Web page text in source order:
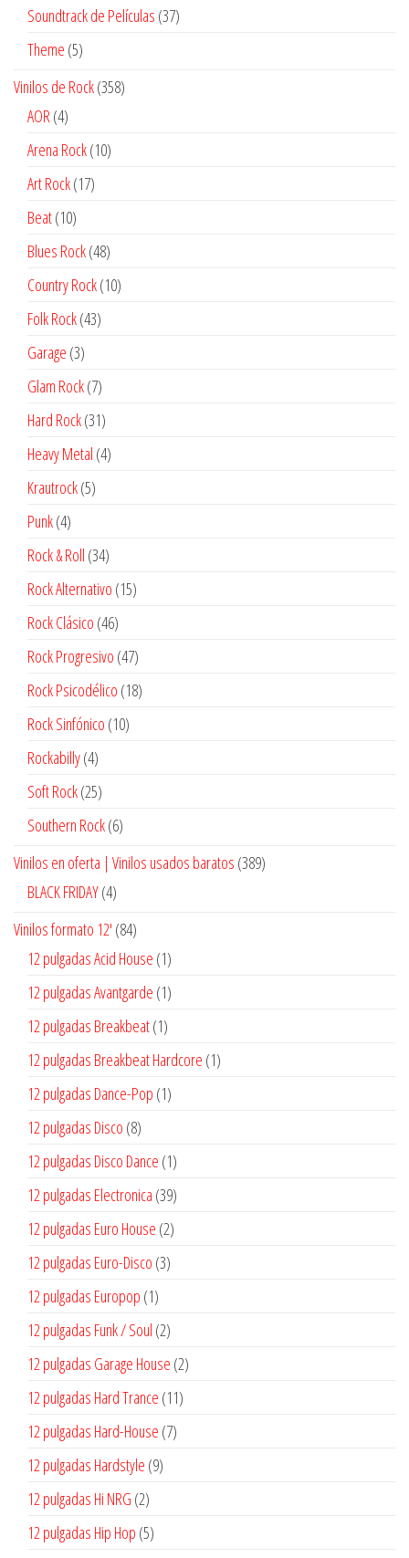
Soundtrack de Películas 3737
Theme 55
Vinilos de Rock 358358
AOR 44
productos
Arena Rock 1010
Art Rock 1717
Beat 1010
productos
Blues Rock 4848
productos
Country Rock 1010
Folk Rock 4343
Garage 33
productos
Glam Rock 77
productos
Hard Rock 3131
productos
Heavy Metal 44
Krautrock 55
Punk 44
productos
Rock & Roll 3434
productos
Rock Alternativo 1515
Rock Clásico 4646
productos
Rock Progresivo 4747
productos
Rock Psicodélico 1818
Rock Sinfónico 1010
Rockabilly 44
productos
Soft Rock 2525
productos
Southern Rock 66
Vinilos en oferta | Vinilos usados baratos 389389
BLACK FRIDAY 44
Vinilos formato 12' 8484
productos
12 pulgadas Acid House 11
producto
12 pulgadas Avantgarde 11
12 pulgadas Breakbeat 11
producto
12 pulgadas Breakbeat Hardcore 11
12 pulgadas Dance-Pop 11
12 pulgadas Disco 88
productos
12 pulgadas Disco Dance 11
producto
12 pulgadas Electronica 3939
productos
12 pulgadas Euro House 22
12 pulgadas Euro-Disco 33
12 pulgadas Europop 11
producto
12 pulgadas Funk / Soul 22
productos
12 pulgadas Garage House 22
12 pulgadas Hard Trance 1111
12 pulgadas Hard-House 77
12 pulgadas Hardstyle 99
12 pulgadas Hi NRG 22
productos
12 pulgadas Hip Hop 55